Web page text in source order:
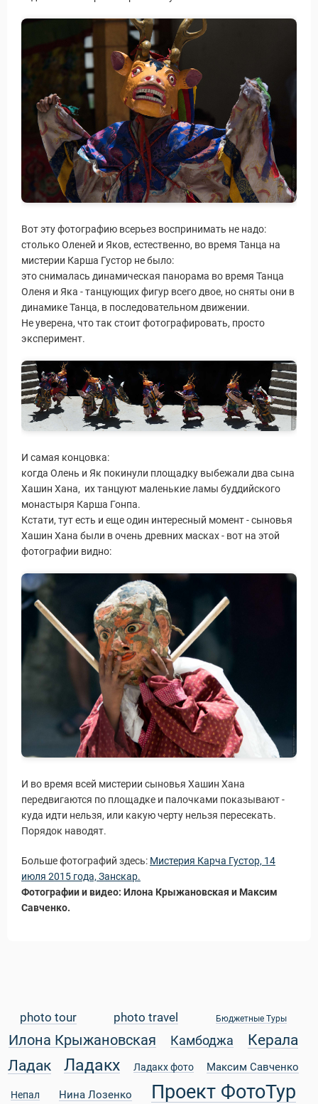
Путеводитель по
Вот эту фотографию всерьез воспринимать не надо:
столько Оленей и Яков, естественно, во время Танца на
мистерии Карша Густор не было:
это снималась динамическая панорама во время Танца
Оленя и Яка - танцующих фигур всего двое, но сняты они в
динамике Танца, в последовательном движении.
Не уверена, что так стоит фотографировать, просто
эксперимент.
И самая концовка:
когда Олень и Як покинули площадку выбежали два сына
Хашин Хана, их танцуют маленькие ламы буддийского
монастыря Карша Гонпа.
Кстати, тут есть и еще один интересный момент - сыновья
Хашин Хана были в очень древних масках - вот на этой
фотографии видно:
И во время всей мистерии сыновья Хашин Хана
передвигаются по площадке и палочками показывают -
куда идти нельзя, или какую черту нельзя пересекать.
Порядок наводят.
Больше фотографий здесь: Мистерия Карча Густор, 14
июля 2015 года, Занскар.
Фотографии и видео: Илона Крыжановская и Максим
Савченко.
photo tour photo travel Бюджетные Туры
Илона Крыжановская Камбоджа
Керала
Ладак
Ладакх Ладакх фото Максим Савченко
Непал Нина Лозенко Проект ФотоТур